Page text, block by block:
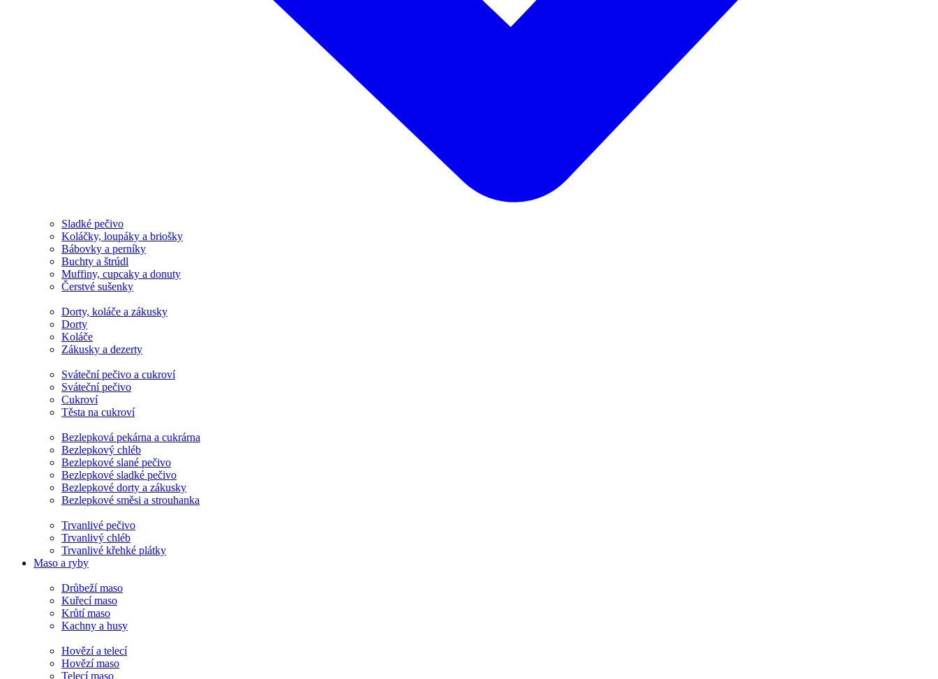
Sladké pečivo
Koláčky, loupáky a briošky
Bábovky a perníky
Buchty a štrúdl
Muffiny, cupcaky a donuty
Čerstvé sušenky
Dorty, koláče a zákusky
Dorty
Koláče
Zákusky a dezerty
Sváteční pečivo a cukroví
Sváteční pečivo
Cukroví
Těsta na cukroví
Bezlepková pekárna a cukrárna
Bezlepkový chléb
Bezlepkové slané pečivo
Bezlepkové sladké pečivo
Bezlepkové dorty a zákusky
Bezlepkové směsi a strouhanka
Trvanlivé pečivo
Trvanlivý chléb
Trvanlivé křehké plátky
Maso a ryby
Drůbeží maso
Kuřecí maso
Krůtí maso
Kachny a husy
Hovězí a telecí
Hovězí maso
Telecí maso